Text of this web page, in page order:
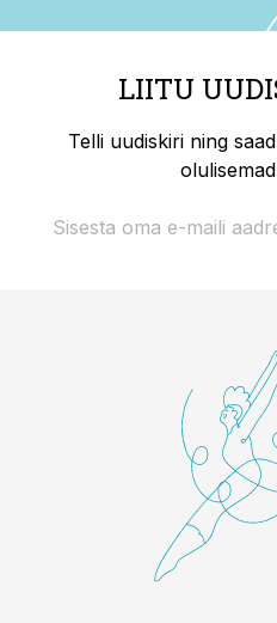
LIITU
Telli uudiskiri ning